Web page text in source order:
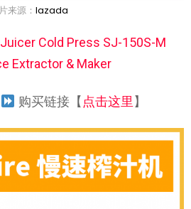
来源： lazada
Cold Press SJ-150S-M
Extractor & Maker
购买链接【 点击这里 】